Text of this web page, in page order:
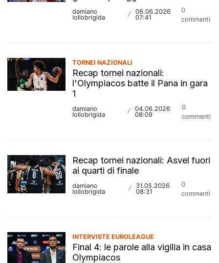
damiano
lollobrigida
/
06.06.2026
07:41
0
commenti
TORNEI NAZIONALI
Recap tornei nazionali:
l'Olympiacos batte il Pana in gara
1
damiano
lollobrigida
/
04.06.2026
08:09
0
commenti
Recap tornei nazionali: Asvel fuori
ai quarti di finale
damiano
lollobrigida
/
31.05.2026
08:31
0
commenti
INTERVISTE EUROLEAGUE
Final 4: le parole alla vigilia in casa
Olympiacos